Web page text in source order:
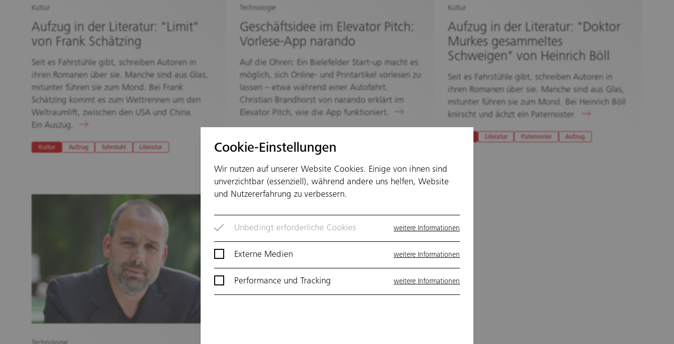
Cookie-Einstellungen
Wir nutzen auf unserer Website Cookies. Einige von ihnen sind
unverzichtbar (essenziell), während andere uns helfen, Website
und Nutzererfahrung zu verbessern.
Unbedingt erforderliche Cookies weitere Informationen
Externe Medien weitere Informationen
Performance und Tracking weitere Informationen
Kultur
Aufzug in der Literatur: "Limit"
von Frank Schätzing
Seit es Fahrstühle gibt, schreiben Autoren in
ihren Romanen über sie. Manche sind aus Glas,
mitunter führen sie zum Mond. Bei Frank
Schätzing kommt es zum Wettrennen um den
Weltraumlift, zwischen den USA und China.
Ein Auszug.
Kultur Aufzug fahrstuhl Literatur
Technologie
Geschäftsidee im Elevator Pitch:
Vorlese-App narando
Auf die Ohren: Ein Bielefelder Start-up macht es
möglich, sich Online- und Printartikel vorlesen zu
lassen – etwa während einer Autofahrt.
Christian Brandhorst von narando erklärt im
Elevator Pitch, wie die App funktioniert.
Kultur
Aufzug in der Literatur: "Doktor
Murkes gesammeltes
Schweigen" von Heinrich Böll
Seit es Fahrstühle gibt, schreiben Autoren in
ihren Romanen über sie. Manche sind aus Glas,
mitunter führen sie zum Mond. Bei Heinrich Böll
knirscht und ächzt ein Paternoster.
Literatur Paternoster Aufzug